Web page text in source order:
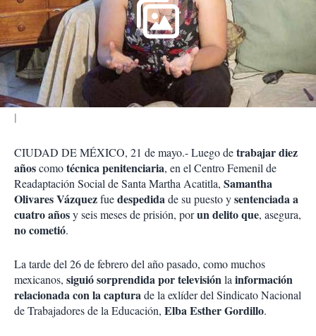
p
r
t
i
r
CIUDAD DE MÉXICO, 21 de mayo.- Luego detrabajar diez
añoscomotécnica penitenciaria, en el Centro Femenil de
Readaptación Social de Santa Martha Acatitla, Samantha
Olivares Vázquezfuedespedidade su puesto ysentenciada a
cuatro añosy seis meses de prisión, porun delito que, asegura,
no cometió.
La tarde del 26 de febrero del año pasado, como muchos
mexicanos, siguió sorprendida por televisiónla información
relacionada con la capturade la exlíder del Sindicato Nacional
de Trabajadores de la Educación, Elba Esther Gordillo.